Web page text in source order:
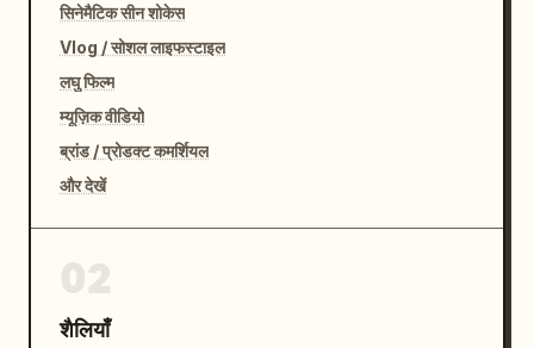
सिनेमैटिक सीन शोकेस
Vlog / सोशल लाइफस्टाइल
लघु फिल्म
म्यूज़िक वीडियो
ब्रांड / प्रोडक्ट कमर्शियल
और देखें
शैलियाँ